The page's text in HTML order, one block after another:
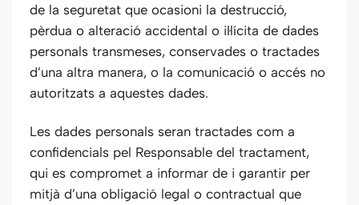
de la seguretat que ocasioni la destrucció,
pèrdua o alteració accidental o il·lícita de dades
personals transmeses, conservades o tractades
d’una altra manera, o la comunicació o accés no
autoritzats a aquestes dades.
Les dades personals seran tractades com a
confidencials pel Responsable del tractament,
qui es compromet a informar de i garantir per
mitjà d’una obligació legal o contractual que